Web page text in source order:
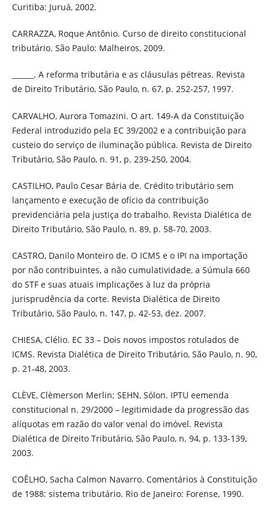
Curitiba: Juruá, 2002.
CARRAZZA, Roque Antônio. Curso de direito constitucional
tributário. São Paulo: Malheiros, 2009.
______. A reforma tributária e as cláusulas pétreas. Revista
de Direito Tributário, São Paulo, n. 67, p. 252-257, 1997.
CARVALHO, Aurora Tomazini. O art. 149-A da Constituição
Federal introduzido pela EC 39/2002 e a contribuição para
custeio do serviço de iluminação pública. Revista de Direito
Tributário, São Paulo, n. 91, p. 239-250, 2004.
CASTILHO, Paulo Cesar Bária de. Crédito tributário sem
lançamento e execução de ofício da contribuição
previdenciária pela justiça do trabalho. Revista Dialética de
Direito Tributário, São Paulo, n. 89, p. 58-70, 2003.
CASTRO, Danilo Monteiro de. O ICMS e o IPI na importação
por não contribuintes, a não cumulatividade, a Súmula 660
do STF e suas atuais implicações à luz da própria
jurisprudência da corte. Revista Dialética de Direito
Tributário, São Paulo, n. 147, p. 42-53, dez. 2007.
CHIESA, Clélio. EC 33 – Dois novos impostos rotulados de
ICMS. Revista Dialética de Direito Tributário, São Paulo, n. 90,
p. 21-48, 2003.
CLÈVE, Clèmerson Merlin; SEHN, Sólon. IPTU eemenda
constitucional n. 29/2000 – legitimidade da progressão das
alíquotas em razão do valor venal do imóvel. Revista
Dialética de Direito Tributário, São Paulo, n. 94, p. 133-139,
2003.
COÊLHO, Sacha Calmon Navarro. Comentários à Constituição
de 1988: sistema tributário. Rio de Janeiro: Forense, 1990.